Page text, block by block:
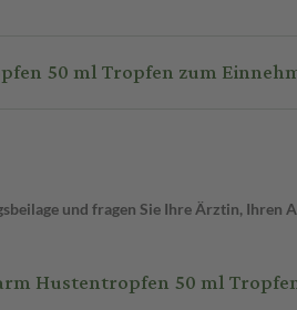
50 ml Tropfen zum
und fragen Sie Ihre Ärztin, Ihren
Hustentropfen 50 ml